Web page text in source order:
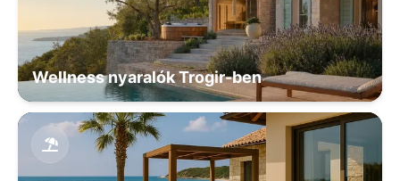
Wellness nyaralók Trogir-ben